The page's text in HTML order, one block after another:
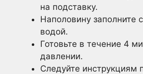
на подставку.
Наполовину заполните
водой.
Готовьте в течение 4
давлении.
Следуйте инструкциям